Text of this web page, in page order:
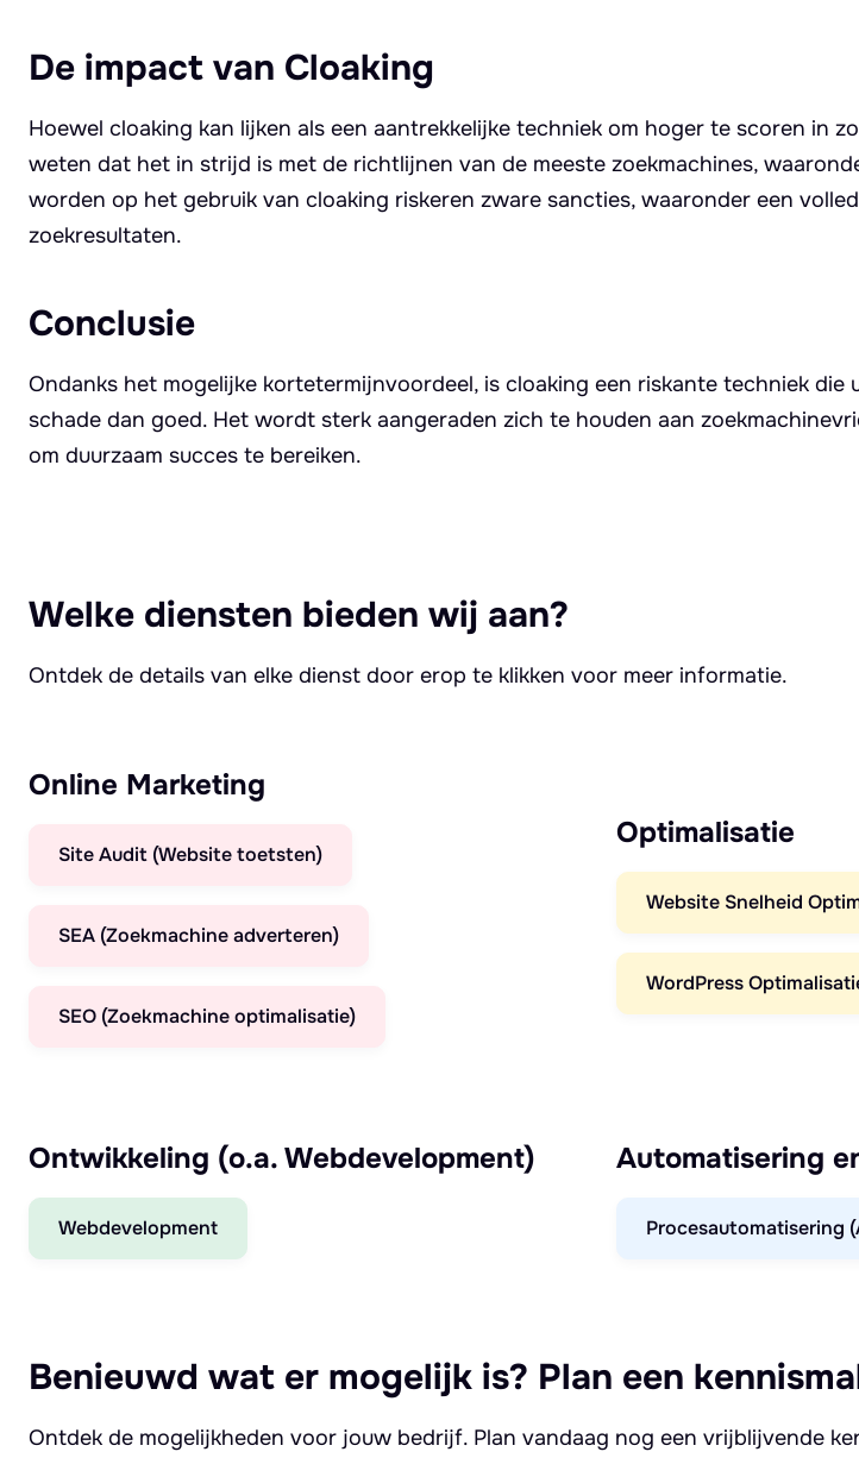
De impact van Cloaking
Hoewel cloaking kan lijken als een aantrekkelijke techniek om hoger te scoren in
weten dat het in strijd is met de richtlijnen van de meeste zoekmachines,
worden op het gebruik van cloaking riskeren zware sancties, waaronder een
zoekresultaten.
Conclusie
Ondanks het mogelijke kortetermijnvoordeel, is cloaking een riskante techniek die
schade dan goed. Het wordt sterk aangeraden zich te houden aan
om duurzaam succes te bereiken.
Welke diensten bieden wij aan?
Ontdek de details van elke dienst door erop te klikken voor meer informatie.
Online Marketing
Site Audit (Website toetsten)
SEA (Zoekmachine adverteren)
SEO (Zoekmachine optimalisatie)
Optimalisatie
Website Snelheid
WordPress
Ontwikkeling (o.a. Webdevelopment)
Webdevelopment
Automatisering
Procesautomatisering
Benieuwd wat er mogelijk is? Plan een
Ontdek de mogelijkheden voor jouw bedrijf. Plan vandaag nog een vrijblijvende